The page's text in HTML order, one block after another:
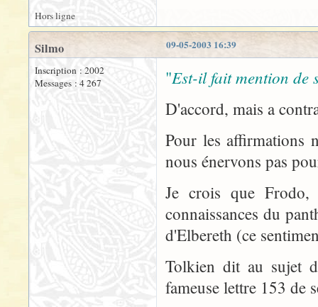
Hors ligne
09-05-2003 16:39
Silmo
Inscription : 2002
Messages : 4 267
"Est-il fait mention de
D'accord, mais a
Pour les affirmations
nous énervons pas
Je crois que Frodo,
connaissances du
d'Elbereth (ce
Tolkien dit au sujet
fameuse lettre 153 de